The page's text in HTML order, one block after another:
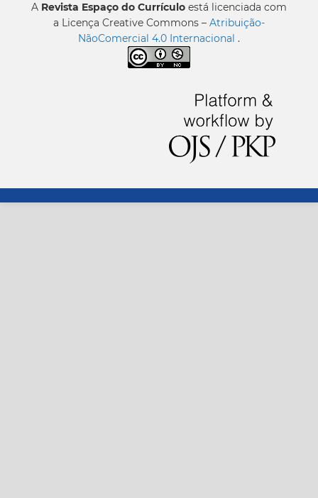
A Revista Espaço do Currículo está licenciada com
a Licença Creative Commons – Atribuição-
NãoComercial 4.0 Internacional .